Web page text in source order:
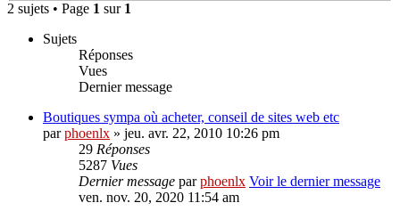
2 sujets • Page 1 sur 1
Sujets
Réponses
Vues
Dernier message
Boutiques sympa où acheter, conseil de sites web etc
parphoenlx » jeu. avr. 22, 2010 10:26 pm
29 Réponses
5287 Vues
Dernier message parphoenlx Voir le dernier message
ven. nov. 20, 2020 11:54 am